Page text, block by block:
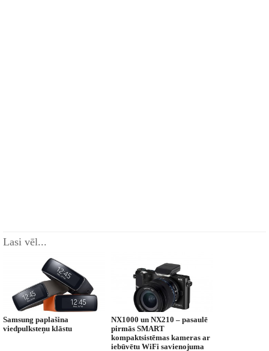
Lasi vēl...
Samsung paplašina
viedpulksteņu klāstu
NX1000 un NX210 – pasaulē
pirmās SMART
kompaktsistēmas kameras ar
iebūvētu WiFi savienojuma